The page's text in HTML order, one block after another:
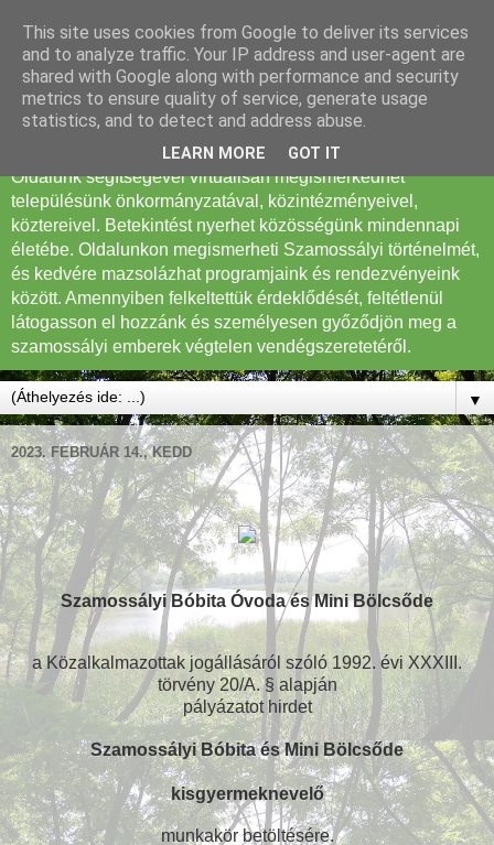
Szamossályi Község
Honlapja
Tisztelt Látogató! Köszöntöm Szamossályi honlapján.
Oldalunk segítségével virtuálisan megismerkedhet
településünk önkormányzatával, közintézményeivel,
köztereivel. Betekintést nyerhet közösségünk mindennapi
életébe. Oldalunkon megismerheti Szamossályi történelmét,
és kedvére mazsolázhat programjaink és rendezvényeink
között. Amennyiben felkeltettük érdeklődését, feltétlenül
látogasson el hozzánk és személyesen győződjön meg a
szamossályi emberek végtelen vendégszeretetéről.
▼
2023. FEBRUÁR 14., KEDD
Szamossályi Bóbita Óvoda és Mini Bölcsőde
a Közalkalmazottak jogállásáról szóló 1992. évi XXXIII.
törvény 20/A. § alapján
pályázatot hirdet
Szamossályi Bóbita és Mini Bölcsőde
kisgyermeknevelő
munkakör betöltésére.
This site uses cookies from Google to deliver its services
and to analyze traffic. Your IP address and user-agent are
shared with Google along with performance and security
metrics to ensure quality of service, generate usage
statistics, and to detect and address abuse.
LEARN MORE GOT IT